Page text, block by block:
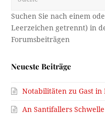
Neueste Beiträge
Notabilitäten zu Gast in
An Santifallers Schwelle